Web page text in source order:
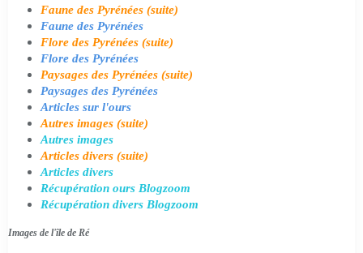
Faune des Pyrénées (suite)
Faune des Pyrénées
Flore des Pyrénées (suite)
Flore des Pyrénées
Paysages des Pyrénées (suite)
Paysages des Pyrénées
Articles sur l'ours
Autres images (suite)
Autres images
Articles divers (suite)
Articles divers
Récupération ours Blogzoom
Récupération divers Blogzoom
Images de l'île de Ré